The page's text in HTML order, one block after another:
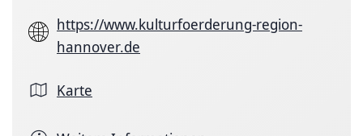
https://www.kulturfoerderung-region-
hannover.de
Karte